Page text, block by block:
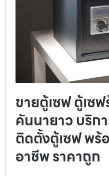
ขายตู้เซฟ ตู้เซ
คันนายาว บริก
ติดตั้งตู้เซฟ พร้
อาชีพ ราคาถูก